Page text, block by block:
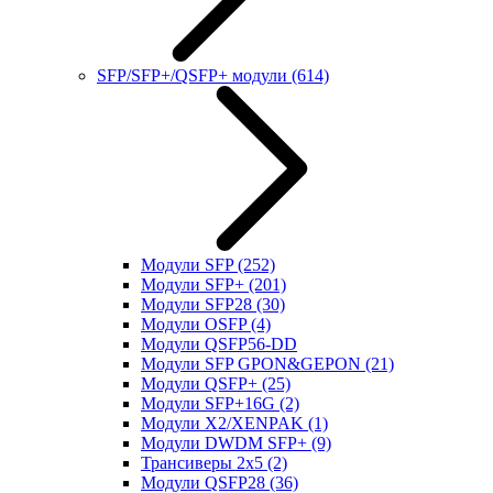
SFP/SFP+/QSFP+ модули (614)
Модули SFP(252)
Модули SFP+ (201)
Модули SFP28 (30)
Модули OSFP(4)
Модули QSFP56-DD
Модули SFP GPON&GEPON (21)
Модули QSFP+ (25)
Модули SFP+16G (2)
Модули X2/XENPAK (1)
Модули DWDM SFP+ (9)
Трансиверы 2x5 (2)
Модули QSFP28 (36)